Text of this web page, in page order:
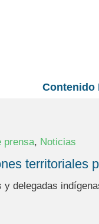
Contenido
prensa, Noticias
territoriales
delegadas